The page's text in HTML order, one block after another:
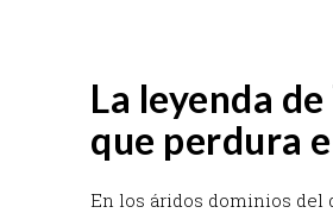
La leyenda
que perdura
En los áridos dominios del